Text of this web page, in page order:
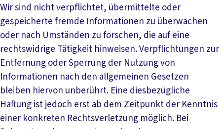
Wir sind nicht verpflichtet, übermittelte oder
gespeicherte fremde Informationen zu überwachen
oder nach Umständen zu forschen, die auf eine
rechtswidrige Tätigkeit hinweisen. Verpflichtungen zur
Entfernung oder Sperrung der Nutzung von
Informationen nach den allgemeinen Gesetzen
bleiben hiervon unberührt. Eine diesbezügliche
Haftung ist jedoch erst ab dem Zeitpunkt der Kenntnis
einer konkreten Rechtsverletzung möglich. Bei